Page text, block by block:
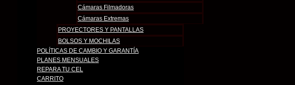
Cámaras Filmadoras
Cámaras Extremas
PROYECTORES Y PANTALLAS
BOLSOS Y MOCHILAS
POLÍTICAS DE CAMBIO Y GARANTÍA​
PLANES MENSUALES
REPARA TU CEL
CARRITO